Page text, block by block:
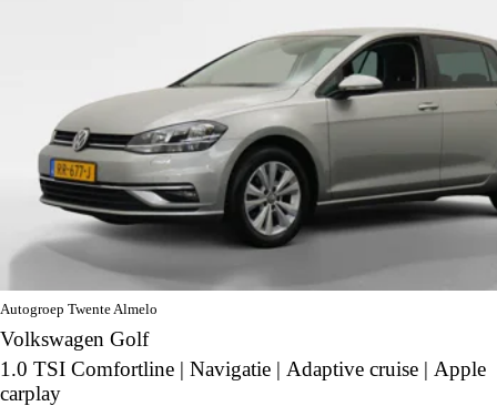
Autogroep Twente Almelo
Volkswagen Golf
1.0 TSI Comfortline | Navigatie | Adaptive cruise | Apple
carplay